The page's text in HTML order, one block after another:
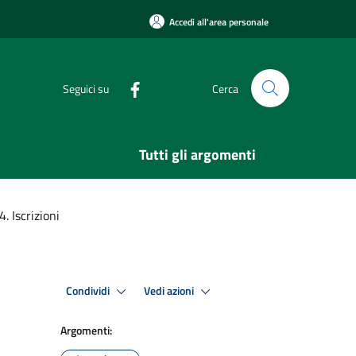
Accedi all'area personale
Seguici su Cerca
Tutti gli argomenti
Iscrizioni
Condividi Vedi azioni
Argomenti: